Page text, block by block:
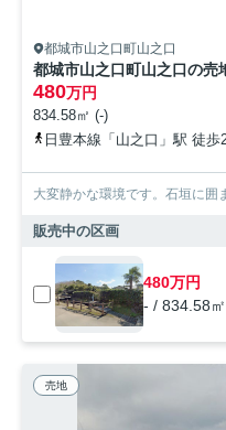
都城市山之口町山之口
都城市山之口町山之口の売
480万円
834.58㎡ (-)
日豊本線「山之口」駅 徒歩
大変静かな環境です。石垣に囲
販売中の区画
480万円
- / 834.58
売地